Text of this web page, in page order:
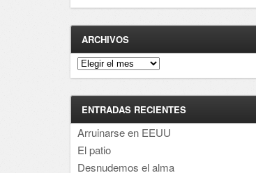
ARCHIVOS
Archivos
ENTRADAS RECIENTES
Arruinarse en EEUU
El patio
Desnudemos el alma